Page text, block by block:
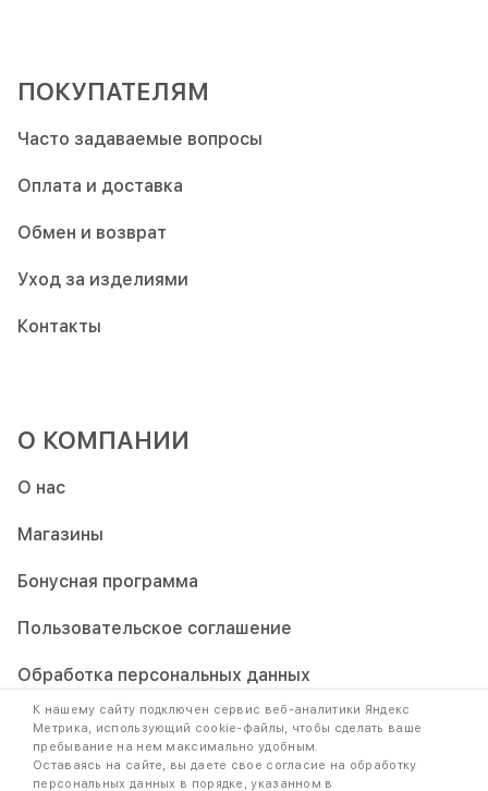
ПОКУПАТЕЛЯМ
Часто задаваемые вопросы
Оплата и доставка
Обмен и возврат
Уход за изделиями
Контакты
О КОМПАНИИ
О нас
Магазины
Бонусная программа
Пользовательское соглашение
Обработка персональных данных
К нашему сайту подключен сервис веб-аналитики Яндекс
Метрика, использующий cookie-файлы, чтобы сделать ваше
пребывание на нем максимально удобным.
Оставаясь на сайте, вы даете свое согласие на обработку
персональных данных в порядке, указанном в